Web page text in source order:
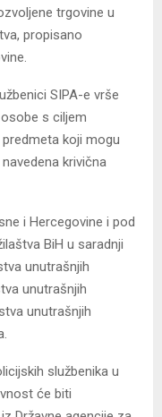
trgovine u
propisano
SIPA-e vrše
s ciljem
koji mogu
krivična
i Hercegovine i pod
BiH u saradnji
unutrašnjih
unutrašnjih
unutrašnjih
službenika u
će biti